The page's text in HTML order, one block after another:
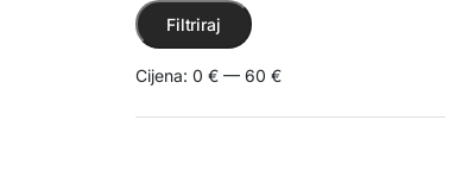
Min cijena
Maks cijena
Filtriraj
Cijena: 0 € — 60 €